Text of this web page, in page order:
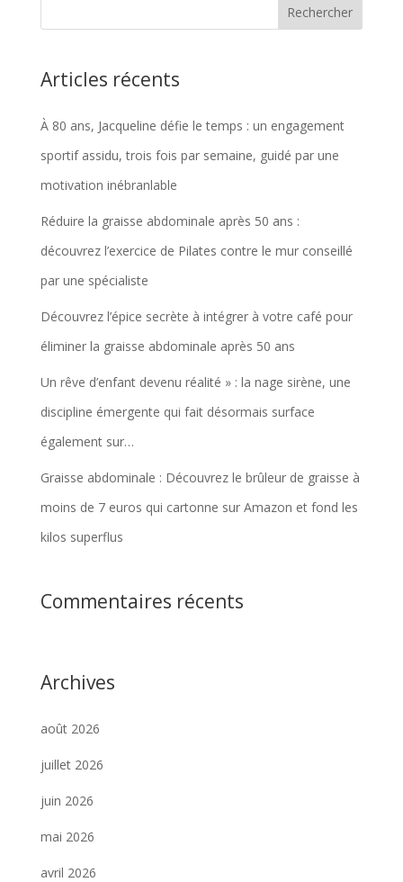
Articles récents
À 80 ans, Jacqueline défie le temps : un engagement
sportif assidu, trois fois par semaine, guidé par une
motivation inébranlable
Réduire la graisse abdominale après 50 ans :
découvrez l’exercice de Pilates contre le mur conseillé
par une spécialiste
Découvrez l’épice secrète à intégrer à votre café pour
éliminer la graisse abdominale après 50 ans
Un rêve d’enfant devenu réalité » : la nage sirène, une
discipline émergente qui fait désormais surface
également sur…
Graisse abdominale : Découvrez le brûleur de graisse à
moins de 7 euros qui cartonne sur Amazon et fond les
kilos superflus
Commentaires récents
Archives
août 2026
juillet 2026
juin 2026
mai 2026
avril 2026